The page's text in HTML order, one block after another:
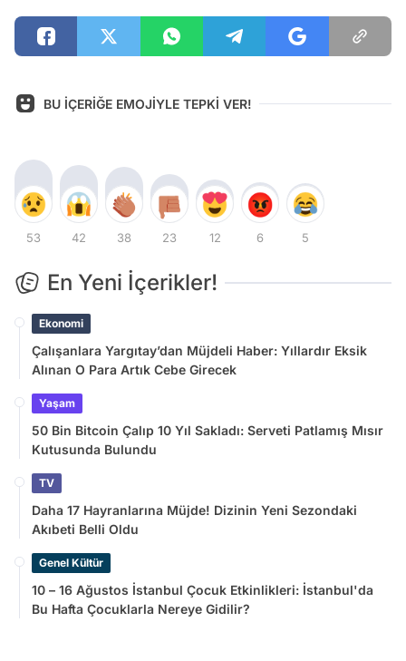
BU İÇERİĞE EMOJİYLE TEPKİ VER!
53 42 38 23 12 6 5
En Yeni İçerikler!
Ekonomi
Çalışanlara Yargıtay’dan Müjdeli Haber: Yıllardır Eksik
Alınan O Para Artık Cebe Girecek
Yaşam
50 Bin Bitcoin Çalıp 10 Yıl Sakladı: Serveti Patlamış Mısır
Kutusunda Bulundu
TV
Daha 17 Hayranlarına Müjde! Dizinin Yeni Sezondaki
Akıbeti Belli Oldu
Genel Kültür
10 – 16 Ağustos İstanbul Çocuk Etkinlikleri: İstanbul'da
Bu Hafta Çocuklarla Nereye Gidilir?